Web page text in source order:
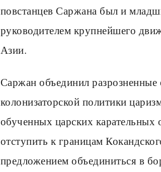
повстанцев Саржана был и
руководителем крупнейшего
Азии.
Саржан объединил
колонизаторской политики
обученных царских
отступить к границам
предложением объединиться в